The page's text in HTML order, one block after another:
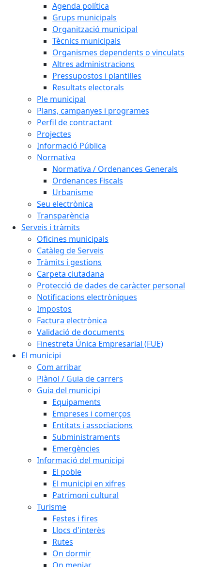
Agenda política
Grups municipals
Organització municipal
Tècnics municipals
Organismes dependents o vinculats
Altres administracions
Pressupostos i plantilles
Resultats electorals
Ple municipal
Plans, campanyes i programes
Perfil de contractant
Projectes
Informació Pública
Normativa
Normativa / Ordenances Generals
Ordenances Fiscals
Urbanisme
Seu electrònica
Transparència
Serveis i tràmits
Oficines municipals
Catàleg de Serveis
Tràmits i gestions
Carpeta ciutadana
Protecció de dades de caràcter personal
Notificacions electròniques
Impostos
Factura electrònica
Validació de documents
Finestreta Única Empresarial (FUE)
El municipi
Com arribar
Plànol / Guia de carrers
Guia del municipi
Equipaments
Empreses i comerços
Entitats i associacions
Subministraments
Emergències
Informació del municipi
El poble
El municipi en xifres
Patrimoni cultural
Turisme
Festes i fires
Llocs d'interès
Rutes
On dormir